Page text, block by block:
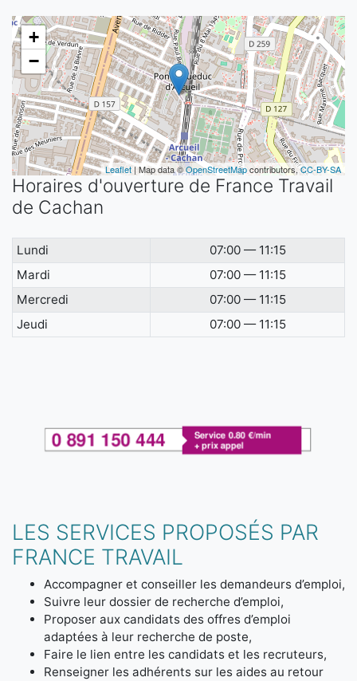
+
−
Leaflet| Map data ©OpenStreetMapcontributors,CC-BY-SA
Horaires d'ouverture de France Travail
de Cachan
Lundi
07:00 — 11:15
Mardi
07:00 — 11:15
Mercredi
07:00 — 11:15
Jeudi
07:00 — 11:15
LES SERVICES PROPOSÉS PAR
FRANCE TRAVAIL
Accompagner et conseiller les demandeurs d’emploi,
Suivre leur dossier de recherche d’emploi,
Proposer aux candidats des offres d’emploi
adaptées à leur recherche de poste,
Faire le lien entre les candidats et les recruteurs,
Renseigner les adhérents sur les aides au retour